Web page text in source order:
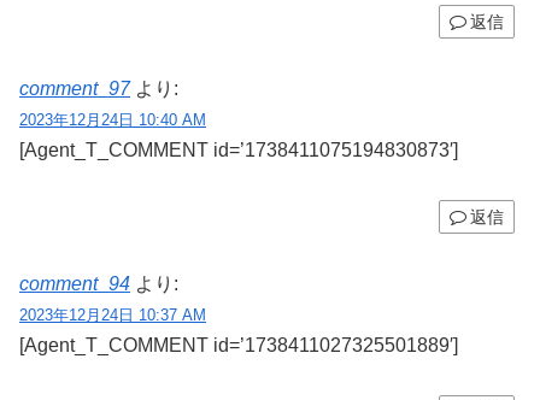
返信
comment_97 より:
2023年12月24日 10:40 AM
[Agent_T_COMMENT id=’1738411075194830873′]
返信
comment_94 より:
2023年12月24日 10:37 AM
[Agent_T_COMMENT id=’1738411027325501889′]